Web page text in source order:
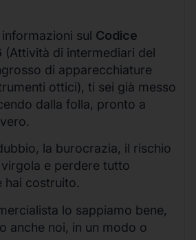
sul Codice
(Attività di intermediari del
di apparecchiature
ottici), ti sei già messo
dalla folla, pronto a
la burocrazia, il rischio
e perdere tutto
hai costruito.
lo sappiamo bene,
anche noi, in un modo o